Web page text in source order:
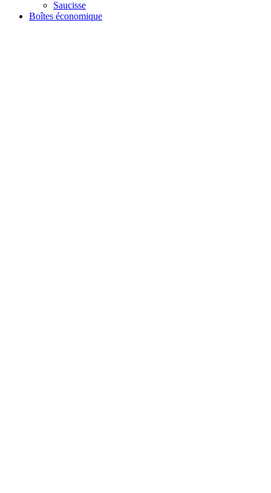
Saucisse
Boîtes économique